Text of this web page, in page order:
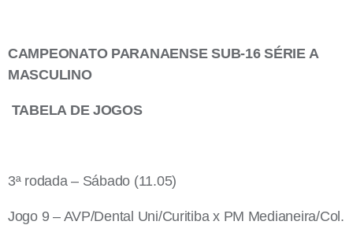
CAMPEONATO PARANAENSE SUB-16 SÉRIE A
MASCULINO
TABELA DE JOGOS
3ª rodada – Sábado (11.05)
Jogo 9 – AVP/Dental Uni/Curitiba x PM Medianeira/Col.